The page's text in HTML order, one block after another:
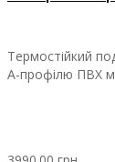
Термостійкий
А-профілю ПВХ